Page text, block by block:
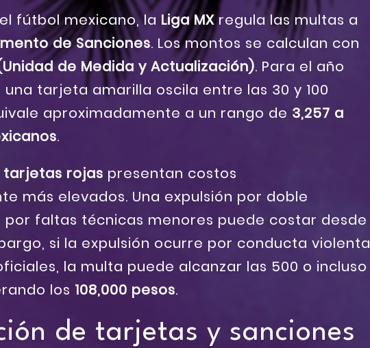
fútbol mexicano, la Liga MXregula las multas a
de Sanciones. Los montos se calculan con
de Medida y Actualización). Para el año
una tarjeta amarilla oscila entre las 30 y 100
aproximadamente a un rango de 3,257 a
.
tarjetas rojas presentan costos
más elevados. Una expulsión por doble
faltas técnicas menores puede costar desde
si la expulsión ocurre por conducta violenta
la multa puede alcanzar las 500 o incluso
los 108,000 pesos.
de tarjetas y sanciones